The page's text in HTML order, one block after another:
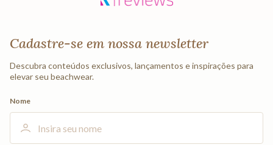
Cadastre-se em nossa newsletter
Descubra conteúdos exclusivos, lançamentos e inspirações para
elevar seu beachwear.
Nome